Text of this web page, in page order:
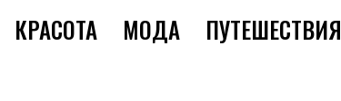
КРАСОТА МОДА ПУТЕШЕСТВИЯ